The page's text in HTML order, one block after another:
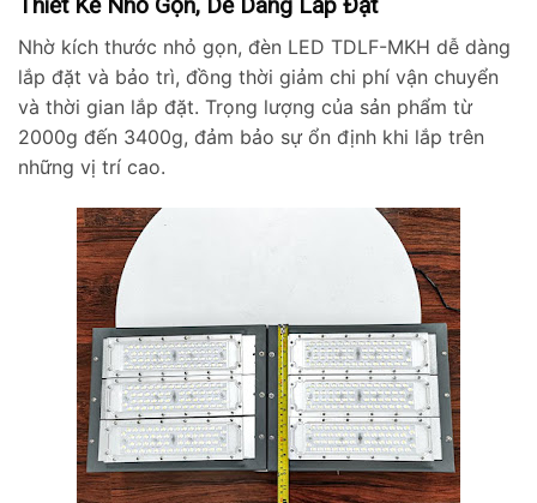
Thiết Kế Nhỏ Gọn, Dễ Dàng Lắp Đặt
Nhờ kích thước nhỏ gọn, đèn LED TDLF-MKH dễ dàng
lắp đặt và bảo trì, đồng thời giảm chi phí vận chuyển
và thời gian lắp đặt. Trọng lượng của sản phẩm từ
2000g đến 3400g, đảm bảo sự ổn định khi lắp trên
những vị trí cao.